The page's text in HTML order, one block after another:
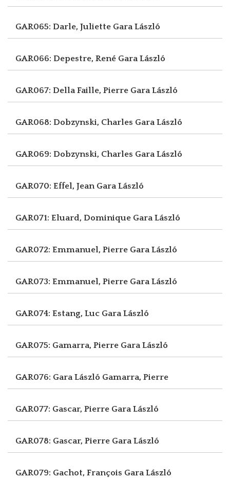
GAR065: Darle, Juliette Gara László
GAR066: Depestre, René Gara László
GAR067: Della Faille, Pierre Gara László
GAR068: Dobzynski, Charles Gara László
GAR069: Dobzynski, Charles Gara László
GAR070: Effel, Jean Gara László
GAR071: Eluard, Dominique Gara László
GAR072: Emmanuel, Pierre Gara László
GAR073: Emmanuel, Pierre Gara László
GAR074: Estang, Luc Gara László
GAR075: Gamarra, Pierre Gara László
GAR076: Gara László Gamarra, Pierre
GAR077: Gascar, Pierre Gara László
GAR078: Gascar, Pierre Gara László
GAR079: Gachot, François Gara László